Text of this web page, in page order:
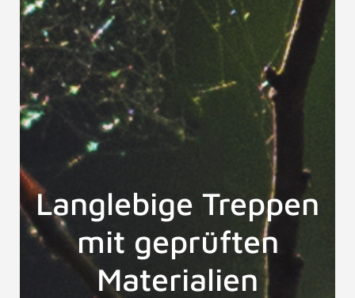
Langlebige Treppen
mit geprüften
Materialien